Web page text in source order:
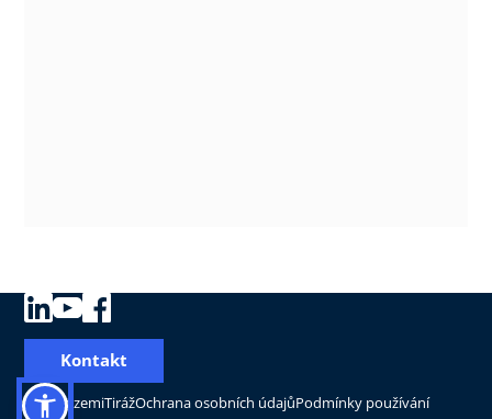
Změnit zemiTirážOchrana osobních údajůPodmínky používání
Kontakt